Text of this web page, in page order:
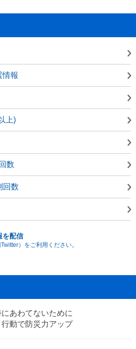
情報
上)
数
回数
を配信
）をご利用ください。
あわてないために
動で防災力アップ